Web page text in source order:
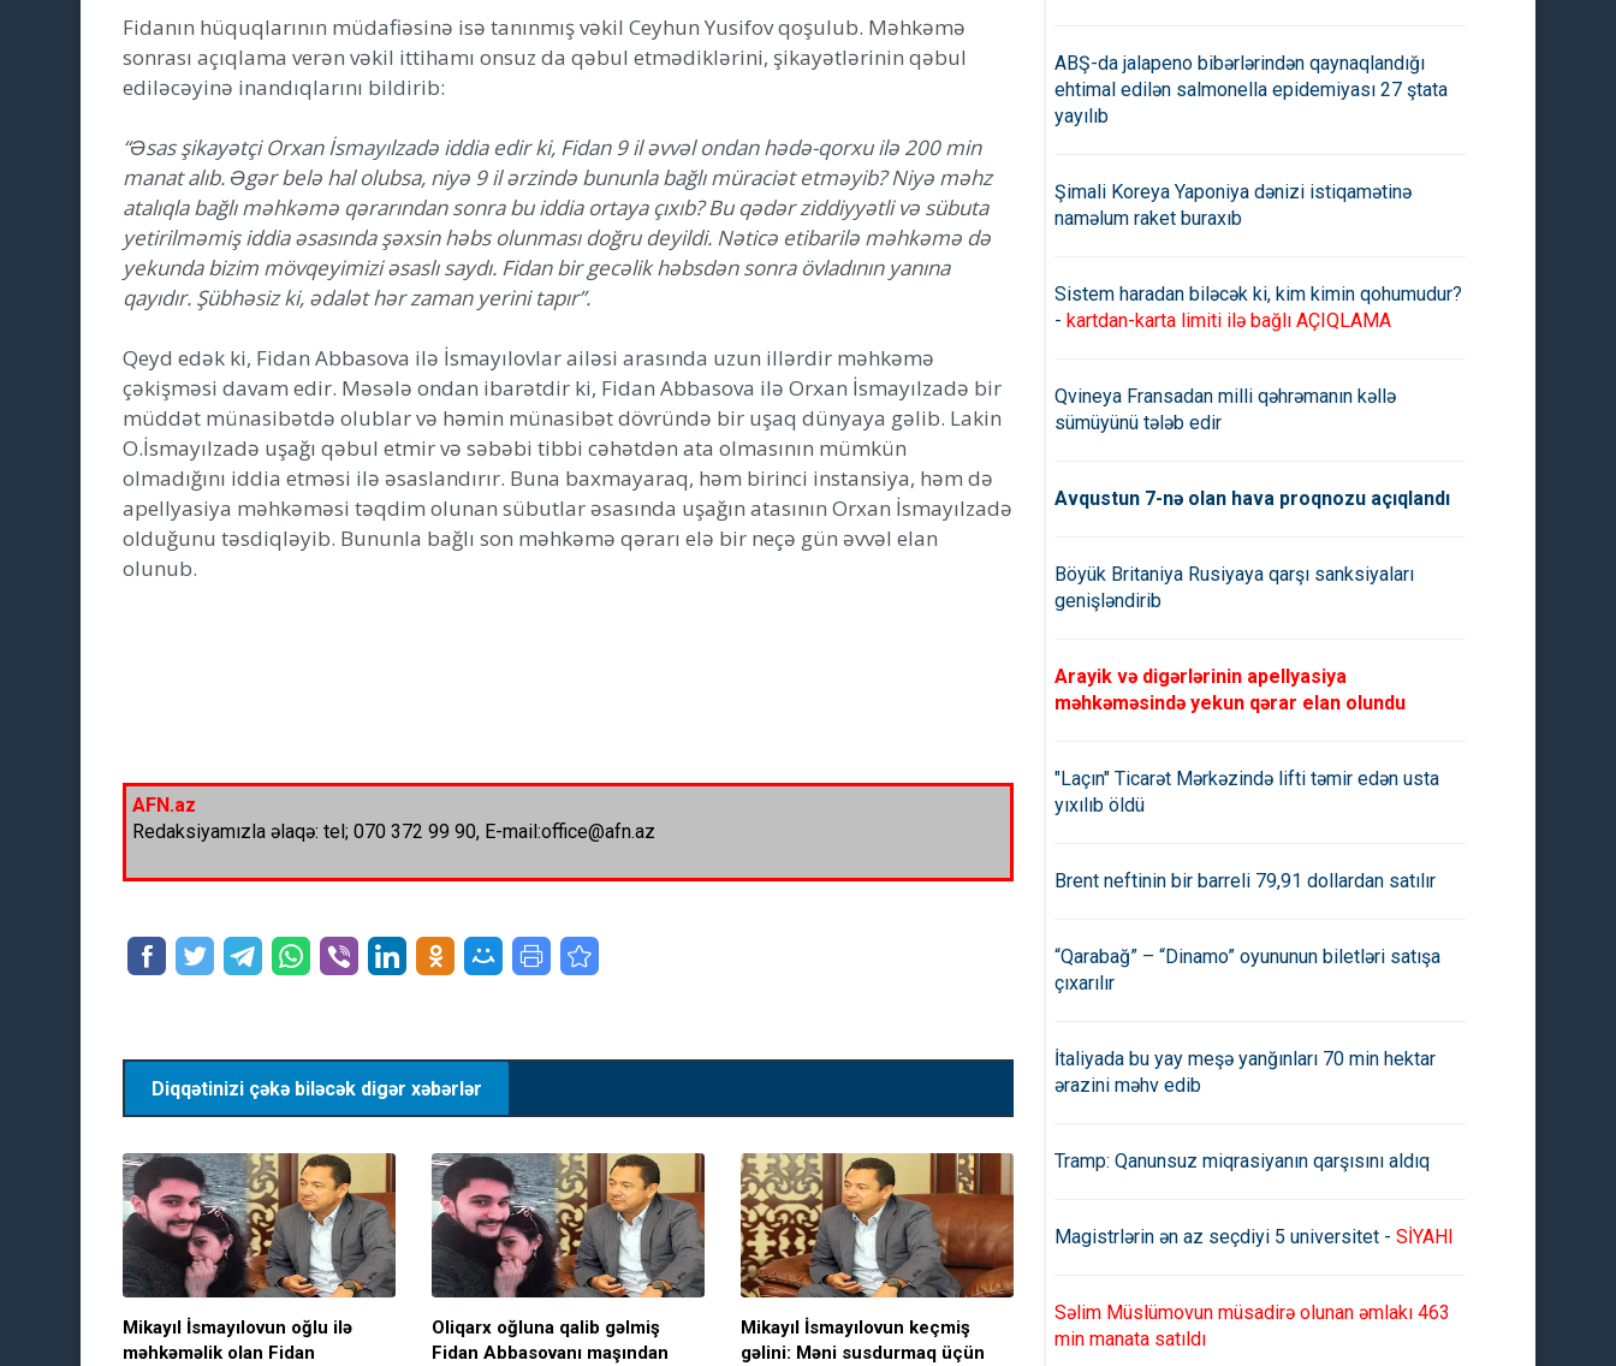
Fidanın hüquqlarının müdafiəsinə isə tanınmış vəkil Ceyhun Yusifov qoşulub. Məhkəmə
sonrası açıqlama verən vəkil ittihamı onsuz da qəbul etmədiklərini, şikayətlərinin qəbul
ediləcəyinə inandıqlarını bildirib:
“Əsas şikayətçi Orxan İsmayılzadə iddia edir ki, Fidan 9 il əvvəl ondan hədə-qorxu ilə 200 min
manat alıb. Əgər belə hal olubsa, niyə 9 il ərzində bununla bağlı müraciət etməyib? Niyə məhz
atalıqla bağlı məhkəmə qərarından sonra bu iddia ortaya çıxıb? Bu qədər ziddiyyətli və sübuta
yetirilməmiş iddia əsasında şəxsin həbs olunması doğru deyildi. Nəticə etibarilə məhkəmə də
yekunda bizim mövqeyimizi əsaslı saydı. Fidan bir gecəlik həbsdən sonra övladının yanına
qayıdır. Şübhəsiz ki, ədalət hər zaman yerini tapır”.
Qeyd edək ki, Fidan Abbasova ilə İsmayılovlar ailəsi arasında uzun illərdir məhkəmə
çəkişməsi davam edir. Məsələ ondan ibarətdir ki, Fidan Abbasova ilə Orxan İsmayılzadə bir
müddət münasibətdə olublar və həmin münasibət dövründə bir uşaq dünyaya gəlib. Lakin
O.İsmayılzadə uşağı qəbul etmir və səbəbi tibbi cəhətdən ata olmasının mümkün
olmadığını iddia etməsi ilə əsaslandırır. Buna baxmayaraq, həm birinci instansiya, həm də
apellyasiya məhkəməsi təqdim olunan sübutlar əsasında uşağın atasının Orxan İsmayılzadə
olduğunu təsdiqləyib. Bununla bağlı son məhkəmə qərarı elə bir neçə gün əvvəl elan
olunub.
AFN.az
Redaksiyamızla əlaqə: tel; 070 372 99 90, E-mail:office@afn.az
Diqqətinizi çəkə biləcək digər xəbərlər
Mikayıl İsmayılovun oğlu ilə
məhkəməlik olan Fidan
Oliqarx oğluna qalib gəlmiş
Fidan Abbasovanı maşından
Mikayıl İsmayılovun keçmiş
gəlini: Məni susdurmaq üçün
Mikayıl İsmayılovun oğlunun
Fidanla bağlı 100 minlik tələbi
Mikayıl İsmayılovun oğlu
ABŞ-da jalapeno bibərlərindən qaynaqlandığı
ehtimal edilən salmonella epidemiyası 27 ştata
yayılıb
Şimali Koreya Yaponiya dənizi istiqamətinə
naməlum raket buraxıb
Sistem haradan biləcək ki, kim kimin qohumudur?
- kartdan-karta limiti ilə bağlı AÇIQLAMA
Qvineya Fransadan milli qəhrəmanın kəllə
sümüyünü tələb edir
Avqustun 7-nə olan hava proqnozu açıqlandı
Böyük Britaniya Rusiyaya qarşı sanksiyaları
genişləndirib
Arayik və digərlərinin apellyasiya
məhkəməsində yekun qərar elan olundu
"Laçın" Ticarət Mərkəzində lifti təmir edən usta
yıxılıb öldü
Brent neftinin bir barreli 79,91 dollardan satılır
“Qarabağ” – “Dinamo” oyununun biletləri satışa
çıxarılır
İtaliyada bu yay meşə yanğınları 70 min hektar
ərazini məhv edib
Tramp: Qanunsuz miqrasiyanın qarşısını aldıq
Magistrlərin ən az seçdiyi 5 universitet - SİYAHI
Səlim Müslümovun müsadirə olunan əmlakı 463
min manata satıldı